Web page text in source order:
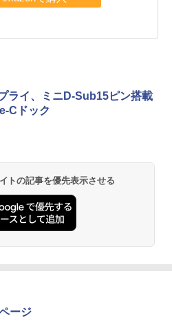
ライ、ミニD-Sub15ピン搭載
Cドック
トの記事を優先表示させる
ージ